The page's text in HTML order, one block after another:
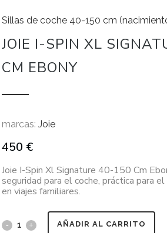
Sillas de coche 40-150 cm
JOIE I-SPIN XL
CM EBONY
marcas: Joie
450 €
Joie I-Spin Xl Signature 40-150 Cm
seguridad para el coche, práctica para
en viajes familiares.
AÑADIR AL CARRITO